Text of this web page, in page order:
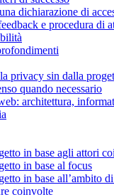
dichiarazione di
e procedura di
privacy sin dalla
quando necessario
architettura,
in base agli attori
in base al focus
in base all’ambito
coinvolte